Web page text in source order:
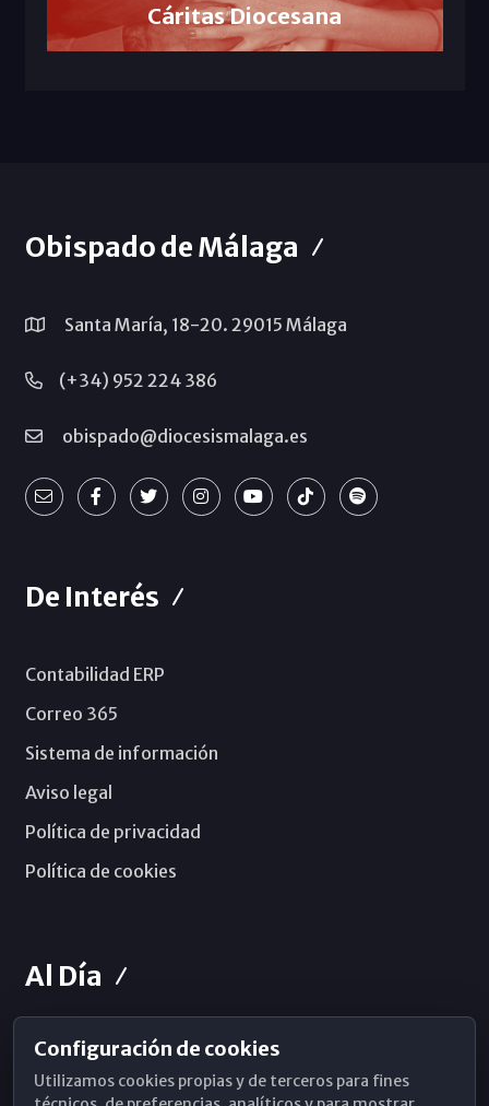
Cáritas Diocesana
Obispado de Málaga
Santa María, 18-20. 29015 Málaga
(+34) 952 224 386
obispado@diocesismalaga.es
De Interés
Contabilidad ERP
Correo 365
Sistema de información
Aviso legal
Política de privacidad
Política de cookies
Al Día
Horarios de Misa
Hemeroteca
Configuración de cookies
Utilizamos cookies propias y de terceros para fines